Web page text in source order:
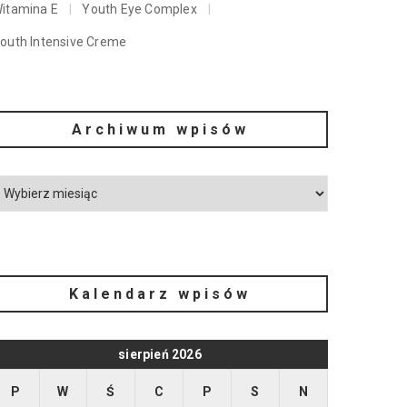
E Youth Eye Complex
Intensive Creme
Archiwum wpisów
Kalendarz wpisów
sierpień 2026
P W Ś C P S N